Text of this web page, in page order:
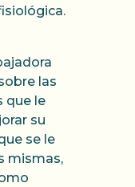
las
que le
su
se le
mismas,